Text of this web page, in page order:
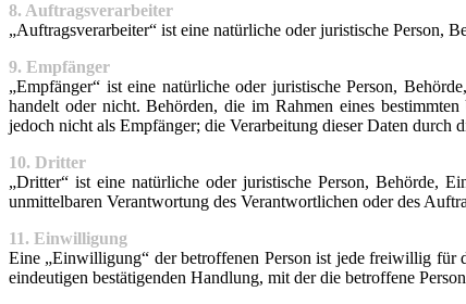
8. Auftragsverarbeiter
„Auftragsverarbeiter“ ist eine natürliche oder juristische Person,
9. Empfänger
„Empfänger“ ist eine natürliche oder juristische Person,
handelt oder nicht. Behörden, die im Rahmen eines
jedoch nicht als Empfänger; die Verarbeitung dieser Daten
10. Dritter
„Dritter“ ist eine natürliche oder juristische Person, Behörde,
unmittelbaren Verantwortung des Verantwortlichen oder des
11. Einwilligung
Eine „Einwilligung“ der betroffenen Person ist jede freiwillig für
eindeutigen bestätigenden Handlung, mit der die betroffene